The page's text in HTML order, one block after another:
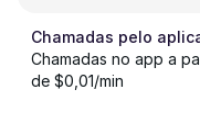
Chamadas pelo
Chamadas no app a
de $0,01/min